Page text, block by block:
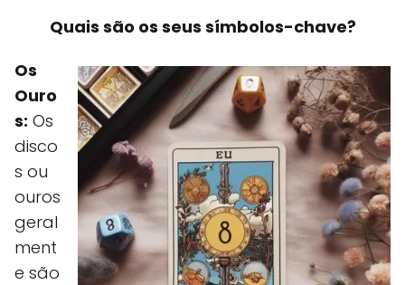
Quais são os seus símbolos-chave?
Os
Ouro
s: Os
disco
s ou
ouros
geral
ment
e são